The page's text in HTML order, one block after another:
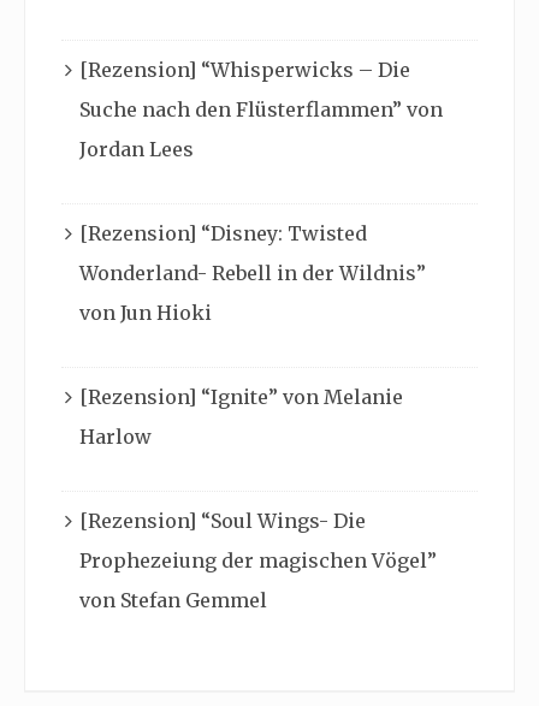
[Rezension] “Whisperwicks – Die
Suche nach den Flüsterflammen” von
Jordan Lees
[Rezension] “Disney: Twisted
Wonderland- Rebell in der Wildnis”
von Jun Hioki
[Rezension] “Ignite” von Melanie
Harlow
[Rezension] “Soul Wings- Die
Prophezeiung der magischen Vögel”
von Stefan Gemmel